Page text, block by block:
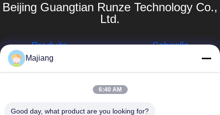
Beijing Guangtian Runze Technology Co.,
Ltd.
Produits
Server Dells GPU
18910255277
Schnelle
Majiang
6:40 AM
Good day, what product are you looking for?